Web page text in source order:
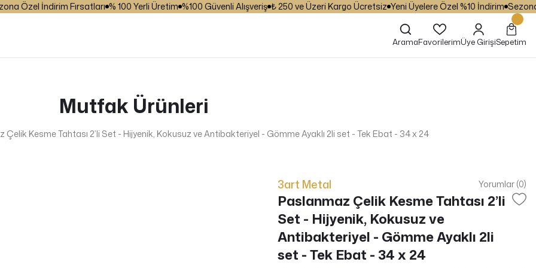
Özel İndirim Fırsatları % 100 Yerli Üretim %100 Güvenli Alışveriş ₺ 250 ve Üzeri Kargo Ücretsiz Yeni Üyelere Özel %10 İndirim Sezona
AramaFavorilerimÜye GirişiSepetim
Mutfak Ürünleri
Çelik Kesme Tahtası 2’li Set - Hijyenik, Kokusuz ve Antibakteriyel - Gömme Ayaklı 2li set - Tek Ebat - 34 x 24
3art Metal Yorumlar (0)
Paslanmaz Çelik Kesme Tahtası 2’li
Set - Hijyenik, Kokusuz ve
Antibakteriyel - Gömme Ayaklı 2li
set - Tek Ebat - 34 x 24